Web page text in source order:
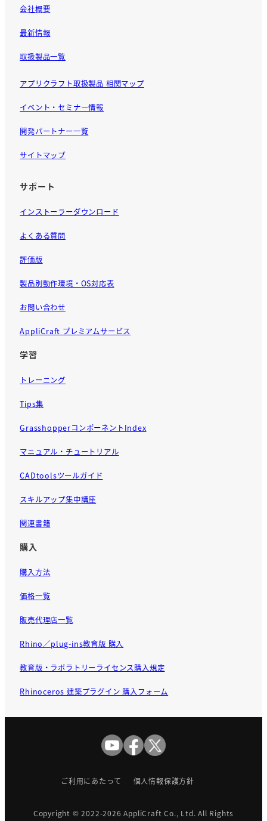
会社概要
最新情報
取扱製品一覧
アプリクラフト取扱製品 相関マップ
イベント・セミナー情報
開発パートナー一覧
サイトマップ
サポート
インストーラーダウンロード
よくある質問
評価版
製品別動作環境・OS対応表
お問い合わせ
AppliCraft プレミアムサービス
学習
トレーニング
Tips集
GrasshopperコンポーネントIndex
マニュアル・チュートリアル
CADtoolsツールガイド
スキルアップ集中講座
関連書籍
購入
購入方法
価格一覧
販売代理店一覧
Rhino／plug-ins教育版 購入
教育版・ラボラトリーライセンス購入規定
Rhinoceros 建築プラグイン 購入フォーム
Copyright © 2022-2026AppliCraft Co., Ltd. All Rights
ご利用にあたって 個人情報保護方針